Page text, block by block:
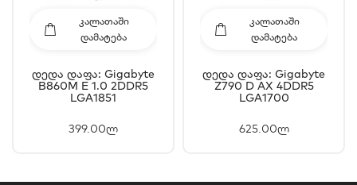
ᲙᲐᲚᲐᲗᲐᲨᲘ
ᲓᲐᲛᲐᲢᲔᲑᲐ
Დედა Დაფა: Gigabyte
B860M E 1.0 2DDR5
LGA1851
399.00ლ
ᲙᲐᲚᲐᲗᲐᲨᲘ
ᲓᲐᲛᲐᲢᲔᲑᲐ
Დედა Დაფა: Gigabyte
Z790 D AX 4DDR5
LGA1700
625.00ლ